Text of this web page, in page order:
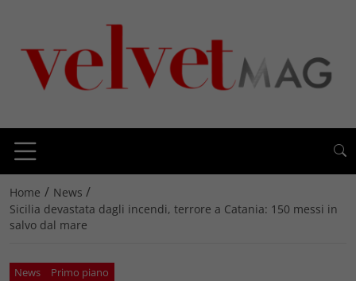
Home / News /
Sicilia devastata dagli incendi, terrore a Catania: 150 messi in
salvo dal mare
News Primo piano